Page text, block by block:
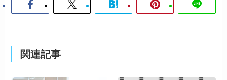
関連記事